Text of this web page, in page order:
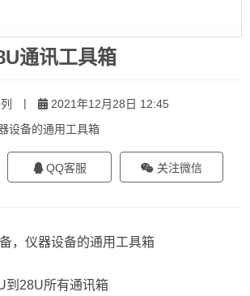
通讯工具箱
|
2021年12月28日 12:45
设备的通用工具箱
QQ客服 关注微信
，仪器设备的通用工具箱
到28U所有通讯箱